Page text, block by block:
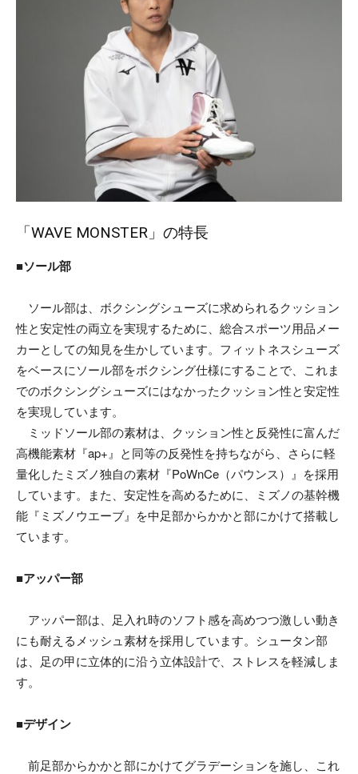
「WAVE MONSTER」の特長
■ソール部
ソール部は、ボクシングシューズに求められるクッション
性と安定性の両立を実現するために、総合スポーツ用品メー
カーとしての知見を生かしています。フィットネスシューズ
をベースにソール部をボクシング仕様にすることで、これま
でのボクシングシューズにはなかったクッション性と安定性
を実現しています。
ミッドソール部の素材は、クッション性と反発性に富んだ
高機能素材『ap+』と同等の反発性を持ちながら、さらに軽
量化したミズノ独自の素材『PoWnCe（パウンス）』を採用
しています。また、安定性を高めるために、ミズノの基幹機
能『ミズノウエーブ』を中足部からかかと部にかけて搭載し
ています。
■アッパー部
アッパー部は、足入れ時のソフト感を高めつつ激しい動き
にも耐えるメッシュ素材を採用しています。シュータン部
は、足の甲に立体的に沿う立体設計で、ストレスを軽減しま
す。
■デザイン
前足部からかかと部にかけてグラデーションを施し、これ